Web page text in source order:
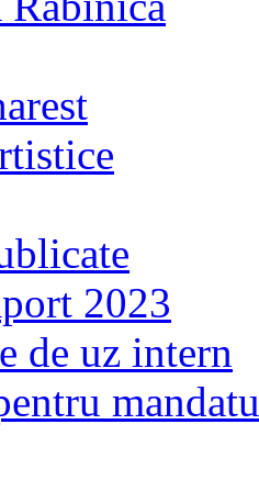
2023
de uz intern